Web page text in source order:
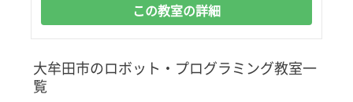
この教室の詳細
大牟田市のロボット・プログラミング教室一
覧